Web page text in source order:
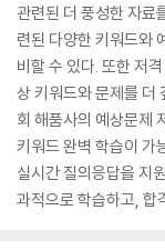
관련된 더 풍성한 자료
련된 다양한 키워드와
비할 수 있다. 또한 저
상 키워드와 문제를 더
회 해품사의 예상문제
키워드 완벽 학습이 가
실시간 질의응답을 지
과적으로 학습하고, 합